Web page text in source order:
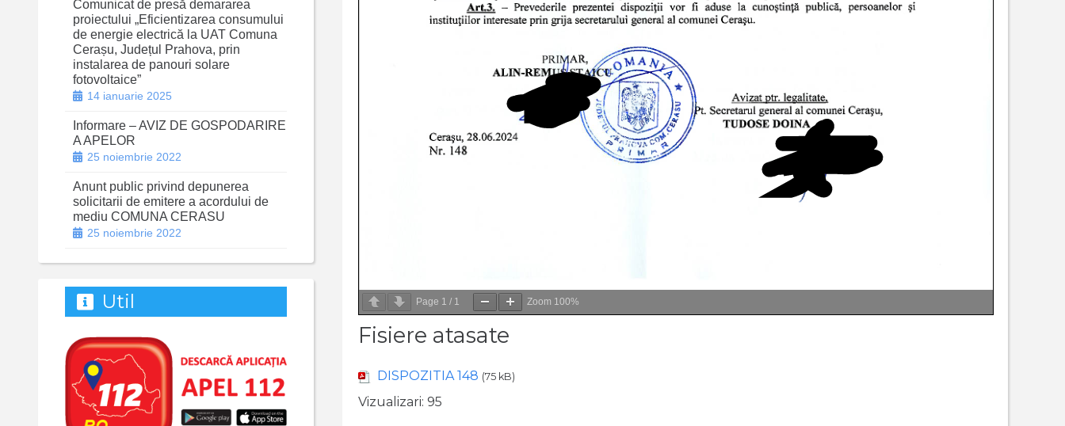
Page 1 / 1 Zoom 100%
Fisiere atasate
DISPOZITIA 148 (75 kB)
Vizualizari: 95
Comunicat de presă demararea
proiectului „Eficientizarea consumului
de energie electrică la UAT Comuna
Cerașu, Județul Prahova, prin
instalarea de panouri solare
fotovoltaice”
14 ianuarie 2025
Informare – AVIZ DE GOSPODARIRE
A APELOR
25 noiembrie 2022
Anunt public privind depunerea
solicitarii de emitere a acordului de
mediu COMUNA CERASU
25 noiembrie 2022
Util